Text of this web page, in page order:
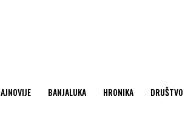
BANJALUKA HRONIKA DRUŠTVO